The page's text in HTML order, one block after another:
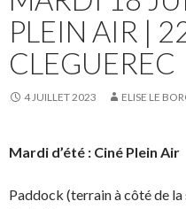
PLEIN AIR |
CLEGUEREC
4 JUILLET 2023 ELISE LE
Mardi d’été : Ciné Plein Air
Paddock (terrain à côté de